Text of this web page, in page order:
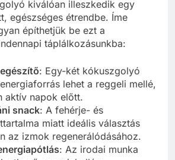
kiválóan illeszkedik egy
egészséges étrendbe. Íme
építhetjük be ezt a
táplálkozásunkba:
: Egy-két kókuszgolyó
lehet a reggeli mellé,
aktív napok előtt.
snack: A fehérje- és
miatt ideális választás
az izmok regenerálódásához.
: Az irodai munka